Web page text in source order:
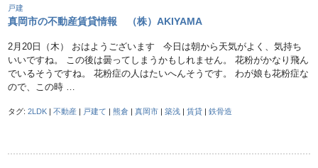
戸建
真岡市の不動産賃貸情報 （株）AKIYAMA
2月20日（木） おはようございます 今日は朝から天気がよく、気持ち
いいですね。 この後は曇ってしまうかもしれません。 花粉がかなり飛ん
でいるそうですね。 花粉症の人はたいへんそうです。 わが娘も花粉症な
ので、この時 …
タグ:2LDK |不動産 | 戸建て |熊倉 |真岡市 |築浅 |賃貸 |鉄骨造